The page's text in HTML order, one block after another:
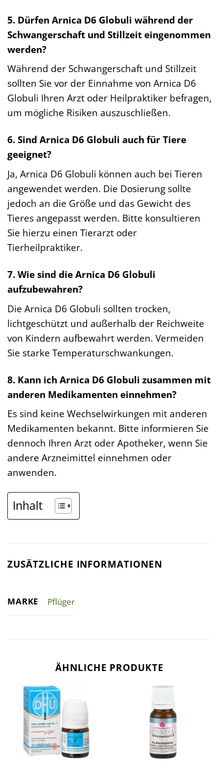
5. Dürfen Arnica D6 Globuli während der
Schwangerschaft und Stillzeit eingenommen
werden?
Während der Schwangerschaft und Stillzeit
sollten Sie vor der Einnahme von Arnica D6
Globuli Ihren Arzt oder Heilpraktiker befragen,
um mögliche Risiken auszuschließen.
6. Sind Arnica D6 Globuli auch für Tiere
geeignet?
Ja, Arnica D6 Globuli können auch bei Tieren
angewendet werden. Die Dosierung sollte
jedoch an die Größe und das Gewicht des
Tieres angepasst werden. Bitte konsultieren
Sie hierzu einen Tierarzt oder
Tierheilpraktiker.
7. Wie sind die Arnica D6 Globuli
aufzubewahren?
Die Arnica D6 Globuli sollten trocken,
lichtgeschützt und außerhalb der Reichweite
von Kindern aufbewahrt werden. Vermeiden
Sie starke Temperaturschwankungen.
8. Kann ich Arnica D6 Globuli zusammen mit
anderen Medikamenten einnehmen?
Es sind keine Wechselwirkungen mit anderen
Medikamenten bekannt. Bitte informieren Sie
dennoch Ihren Arzt oder Apotheker, wenn Sie
andere Arzneimittel einnehmen oder
anwenden.
Inhalt
ZUSÄTZLICHE INFORMATIONEN
MARKE Pflüger
ÄHNLICHE PRODUKTE